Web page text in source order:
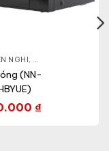
NỒI CƠM ĐIỆN
NGHI , GIA DỤNG KHỎE &
(NN-
₫